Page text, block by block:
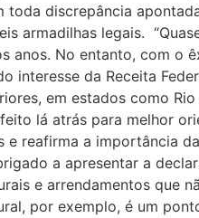
toda discrepância
armadilhas legais.
anos. No entanto, com o
interesse da Receita
em estados como
lá atrás para melhor
reafirma a importância
a apresentar a
e arrendamentos que
por exemplo, é um